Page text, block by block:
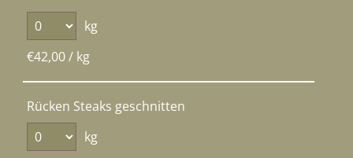
kg
€42,00/ kg
Rücken Steaks geschnitten
kg